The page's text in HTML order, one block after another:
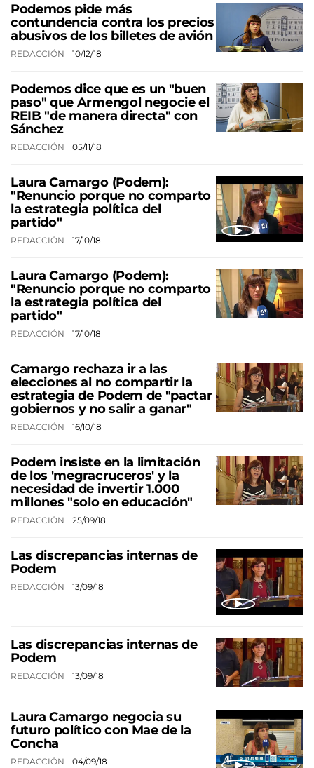
Podemos pide más
contundencia contra los precios
abusivos de los billetes de avión
REDACCIÓN 10/12/18
Podemos dice que es un "buen
paso" que Armengol negocie el
REIB "de manera directa" con
Sánchez
REDACCIÓN 05/11/18
Laura Camargo (Podem):
"Renuncio porque no comparto
la estrategia política del
partido"
REDACCIÓN 17/10/18
Laura Camargo (Podem):
"Renuncio porque no comparto
la estrategia política del
partido"
REDACCIÓN 17/10/18
Camargo rechaza ir a las
elecciones al no compartir la
estrategia de Podem de "pactar
gobiernos y no salir a ganar"
REDACCIÓN 16/10/18
Podem insiste en la limitación
de los 'megracruceros' y la
necesidad de invertir 1.000
millones "solo en educación"
REDACCIÓN 25/09/18
Las discrepancias internas de
Podem
REDACCIÓN 13/09/18
Las discrepancias internas de
Podem
REDACCIÓN 13/09/18
Laura Camargo negocia su
futuro político con Mae de la
Concha
REDACCIÓN 04/09/18